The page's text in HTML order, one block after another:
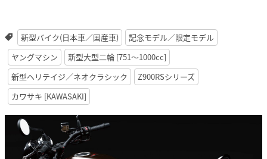
新型バイク(日本車／国産車)
記念モデル／限定モデル
ヤングマシン
新型大型二輪 [751〜1000cc]
新型ヘリテイジ／ネオクラシック
Z900RSシリーズ
カワサキ [KAWASAKI]